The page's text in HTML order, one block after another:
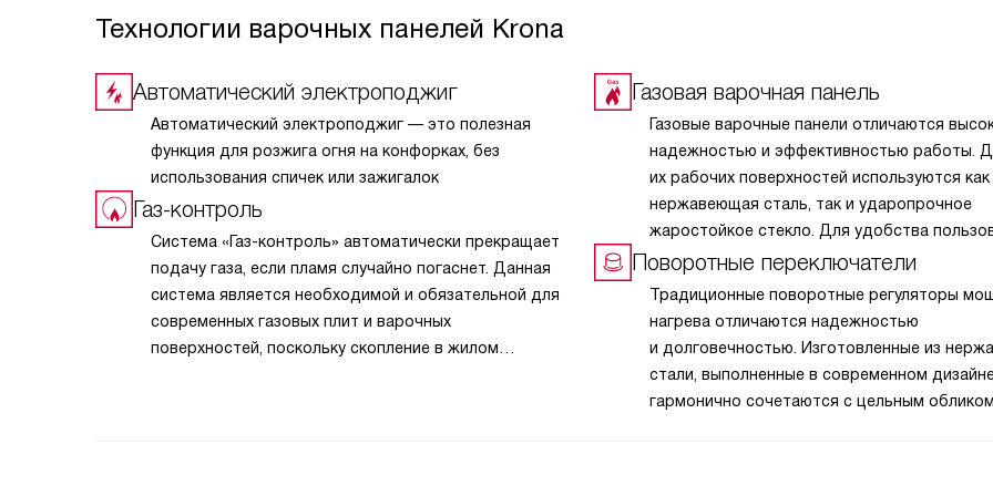
Технологии варочных панелей Krona
Автоматический электроподжиг
Автоматический электроподжиг — это полезная
функция для розжига огня на конфорках, без
использования спичек или зажигалок
Газ-контроль
Система «Газ-контроль» автоматически прекращает
подачу газа, если пламя случайно погаснет. Данная
система является необходимой и обязательной для
современных газовых плит и варочных
поверхностей, поскольку скопление в жилом
Газовая варочная панель
Газовые варочные панели отличаются
надежностью и эффективностью работы.
их рабочих поверхностей используются как
нержавеющая сталь, так и ударопрочное
жаростойкое стекло. Для удобства
в моделях предусмотрена экспресс-
Поворотные переключатели
Традиционные поворотные регуляторы
нагрева отличаются надежностью
и долговечностью. Изготовленные из
стали, выполненные в современном
гармонично сочетаются с цельным обликом